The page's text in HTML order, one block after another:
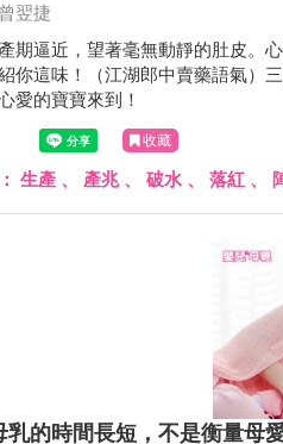
翌捷
期逼近，望著毫無動靜的肚皮。
你這味！（江湖郎中賣藥語氣）
愛的寶寶來到！
收藏
生產 、 產兆、 破水 、 落紅 、
乳的時間長短，不是衡量母